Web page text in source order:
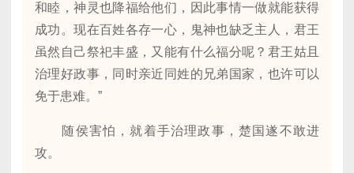
和睦，神灵也降福给他们，因此事情一做就能获得
成功。现在百姓各存一心，鬼神也缺乏主人，君王
虽然自己祭祀丰盛，又能有什么福分呢？君王姑且
治理好政事，同时亲近同姓的兄弟国家，也许可以
免于患难。”
随侯害怕，就着手治理政事，楚国遂不敢进
攻。